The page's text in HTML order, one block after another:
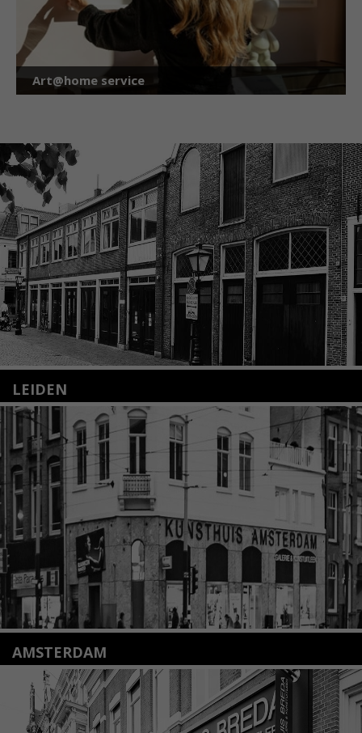
Art@home service
LEIDEN
Nieuwstraat 35
2312 KA Leiden
+31(0)71 – 52 84 480
info@kunsthuisleiden.nl
Lees meer
AMSTERDAM
Amstelveenseweg 135
1075 VX Amsterdam
+31 (0)20 2332546
info@kunsthuisamsterdam.nl